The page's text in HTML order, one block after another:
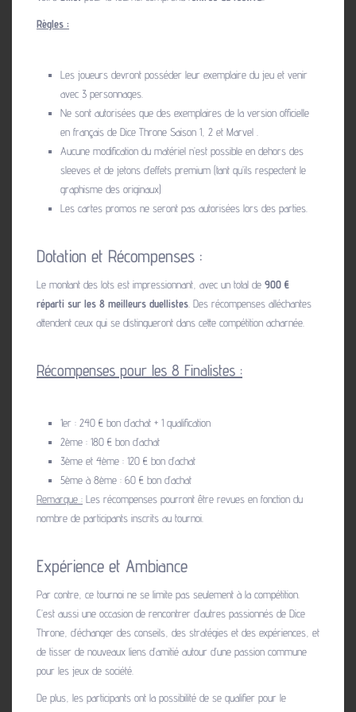
Règles :
Les joueurs devront posséder leur exemplaire du jeu et venir
avec 3 personnages.
Ne sont autorisées que des exemplaires de la version officielle
en français de Dice Throne Saison 1, 2 et Marvel .
Aucune modification du matériel n’est possible en dehors des
sleeves et de jetons d’effets premium (tant qu’ils respectent le
graphisme des originaux)
Les cartes promos ne seront pas autorisées lors des parties.
Dotation et Récompenses :
Le montant des lots est impressionnant, avec un total de 900 €
réparti sur les 8 meilleurs duellistes . Des récompenses alléchantes
attendent ceux qui se distingueront dans cette compétition acharnée.
Récompenses pour les 8 Finalistes :
1er : 240 € bon d’achat + 1 qualification
2ème : 180 € bon d’achat
3ème et 4ème : 120 € bon d’achat
5ème à 8ème : 60 € bon d’achat
Remarque : Les récompenses pourront être revues en fonction du
nombre de participants inscrits au tournoi.
Expérience et Ambiance
Par contre, ce tournoi ne se limite pas seulement à la compétition.
C’est aussi une occasion de rencontrer d’autres passionnés de Dice
Throne, d’échanger des conseils, des stratégies et des expériences, et
de tisser de nouveaux liens d’amitié autour d’une passion commune
pour les jeux de société.
De plus, les participants ont la possibilité de se qualifier pour le